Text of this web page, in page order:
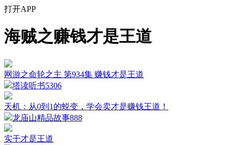
打开APP
海贼之赚钱才是王道
网游之命轮之主 第934集 赚钱才是王道
塔读听书5306
天机：从0到1的蜕变，学会卖才是赚钱王道！
龙庙山精品故事888
实干才是王道